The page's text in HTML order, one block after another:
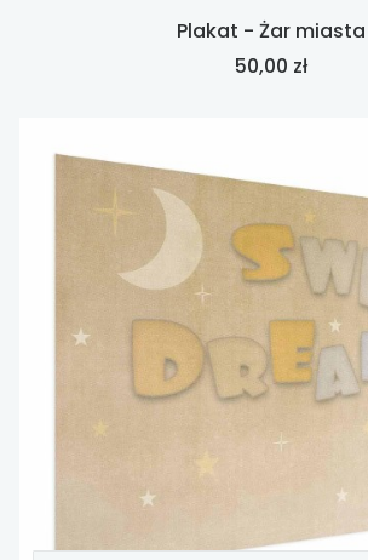
Plakat - Żar miasta
Cena
50,00 zł